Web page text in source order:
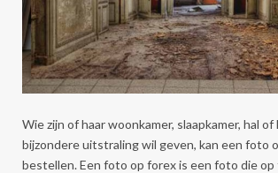
Wie zijn of haar woonkamer, slaapkamer, hal
bijzondere uitstraling wil geven, kan een foto
bestellen. Een foto op forex is een foto die